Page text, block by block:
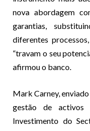
nova abordagem
garantias,
diferentes
“travam o seu
afirmou o banco.
Mark Carney,
gestão de activos
Investimento do